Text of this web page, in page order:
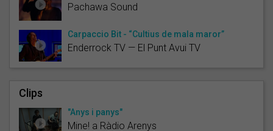
Pachawa Sound
Carpaccio Bit - “Cultius de mala maror”
Enderrock TV — El Punt Avui TV
Clips
"Anys i panys"
Mine! a Ràdio Arenys